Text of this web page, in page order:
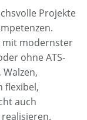
Projekte
mit modernster
ohne ATS-
flexibel,
auch